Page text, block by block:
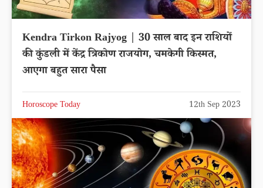
Kendra Tirkon Rajyog | 30 साल बाद इन राशियों
की कुंडली में केंद्र त्रिकोण राजयोग, चमकेगी किस्मत,
आएगा बहुत सारा पैसा
Horoscope Today 12th Sep 2023